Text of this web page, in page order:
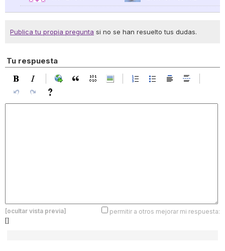
Publica tu propia pregunta si no se han resuelto tus dudas.
Tu respuesta
[ocultar vista previa]
permitir a otros mejorar mi respuesta:
[]